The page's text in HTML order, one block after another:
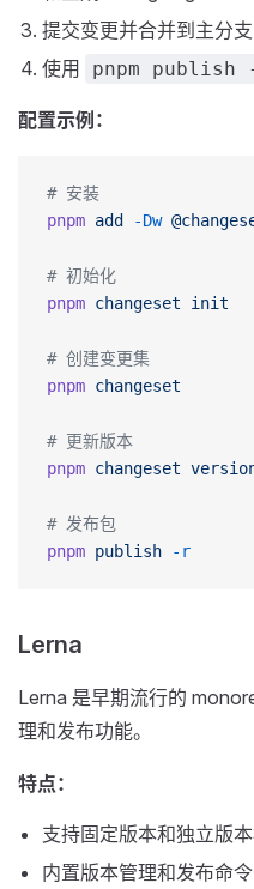
提交变更并合并到主分支
使用
pnpm publish
配置示例：
# 安装
pnpm add -Dw
# 初始化
pnpm changeset init
# 创建变更集
pnpm changeset
# 更新版本
pnpm changeset
# 发布包
pnpm publish -r
Lerna
Lerna 是早期流行的
理和发布功能。
特点：
支持固定版本和独立版
内置版本管理和发布命令